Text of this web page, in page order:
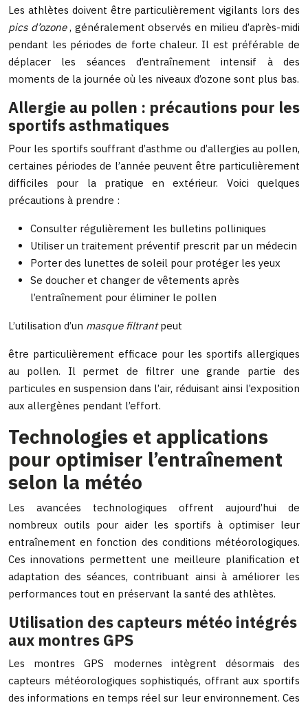
Les athlètes doivent être particulièrement vigilants lors des
pics d’ozone, généralement observés en milieu d’après-midi
pendant les périodes de forte chaleur. Il est préférable de
déplacer les séances d’entraînement intensif à des
moments de la journée où les niveaux d’ozone sont plus bas.
Allergie au pollen : précautions pour les
sportifs asthmatiques
Pour les sportifs souffrant d’asthme ou d’allergies au pollen,
certaines périodes de l’année peuvent être particulièrement
difficiles pour la pratique en extérieur. Voici quelques
précautions à prendre :
Consulter régulièrement les bulletins polliniques
Utiliser un traitement préventif prescrit par un médecin
Porter des lunettes de soleil pour protéger les yeux
Se doucher et changer de vêtements après
l’entraînement pour éliminer le pollen
L’utilisation d’un masque filtrantpeut
être particulièrement efficace pour les sportifs allergiques
au pollen. Il permet de filtrer une grande partie des
particules en suspension dans l’air, réduisant ainsi l’exposition
aux allergènes pendant l’effort.
Technologies et applications
pour optimiser l’entraînement
selon la météo
Les avancées technologiques offrent aujourd’hui de
nombreux outils pour aider les sportifs à optimiser leur
entraînement en fonction des conditions météorologiques.
Ces innovations permettent une meilleure planification et
adaptation des séances, contribuant ainsi à améliorer les
performances tout en préservant la santé des athlètes.
Utilisation des capteurs météo intégrés
aux montres GPS
Les montres GPS modernes intègrent désormais des
capteurs météorologiques sophistiqués, offrant aux sportifs
des informations en temps réel sur leur environnement. Ces